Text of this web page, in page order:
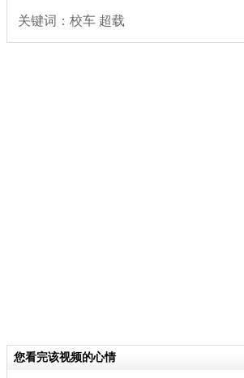
关键词：校车 超载
您看完该视频的心情